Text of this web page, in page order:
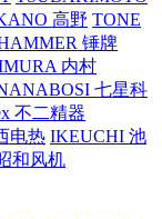
高野 TONE
锤牌
内村
七星科
不二精器
电热 IKEUCHI 池
和风机